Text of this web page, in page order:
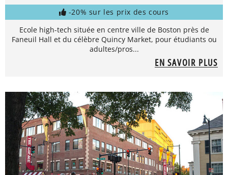
-20% sur les prix des cours
Ecole high-tech située en centre ville de Boston près de
Faneuil Hall et du célèbre Quincy Market, pour étudiants ou
adultes/pros...
EN SAVOIR PLUS